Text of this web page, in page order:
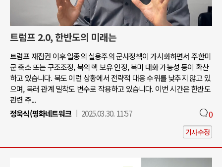
트럼프 2.0, 한반도의 미래는
트럼프 재집권 이후 일종의 실용주의 군사정책이 가시화하면서 주한미
군 축소 또는 구조조정, 북의 핵 보유 인정, 북미 대화 가능성 등이 확산
하고 있습니다. 북도 이런 상황에서 전략적 대응 수위를 낮추지 않고 있
으며, 북러 관계 밀착도 변수로 작용하고 있습니다. 이번 시간은 한반도
관련 주...
정욱식(평화네트워크
2025.03.30. 11:57 0
기사수정